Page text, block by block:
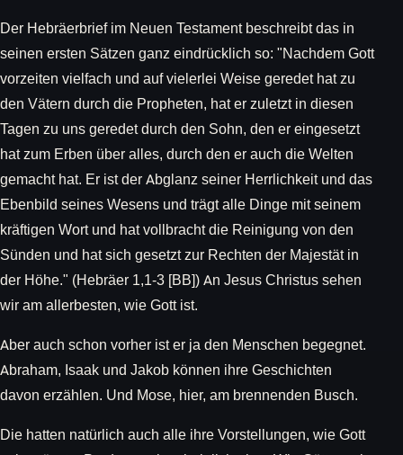
Der Hebräerbrief im Neuen Testament beschreibt das in
seinen ersten Sätzen ganz eindrücklich so: "Nachdem Gott
vorzeiten vielfach und auf vielerlei Weise geredet hat zu
den Vätern durch die Propheten, hat er zuletzt in diesen
Tagen zu uns geredet durch den Sohn, den er eingesetzt
hat zum Erben über alles, durch den er auch die Welten
gemacht hat. Er ist der Abglanz seiner Herrlichkeit und das
Ebenbild seines Wesens und trägt alle Dinge mit seinem
kräftigen Wort und hat vollbracht die Reinigung von den
Sünden und hat sich gesetzt zur Rechten der Majestät in
der Höhe." (Hebräer 1,1-3 [BB]) An Jesus Christus sehen
wir am allerbesten, wie Gott ist.
Aber auch schon vorher ist er ja den Menschen begegnet.
Abraham, Isaak und Jakob können ihre Geschichten
davon erzählen. Und Mose, hier, am brennenden Busch.
Die hatten natürlich auch alle ihre Vorstellungen, wie Gott